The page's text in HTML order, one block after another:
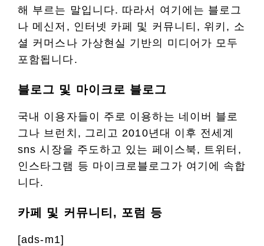
해 부르는 말입니다. 따라서 여기에는 블로그
나 메신저, 인터넷 카페 및 커뮤니티, 위키, 소
셜 커머스나 가상현실 기반의 미디어가 모두
포함됩니다.
블로그 및 마이크로 블로그
국내 이용자들이 주로 이용하는 네이버 블로
그나 브런치, 그리고 2010년대 이후 전세계
sns 시장을 주도하고 있는 페이스북, 트위터,
인스타그램 등 마이크로블로그가 여기에 속합
니다.
카페 및 커뮤니티, 포럼 등
[ads-m1]